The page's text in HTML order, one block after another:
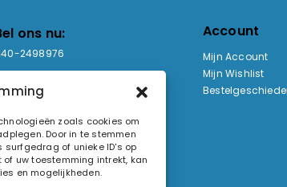
zoals cookies om
Door in te stemmen
of unieke ID's op
uw toestemming intrekt, kan
en mogelijkheden.
ons nu:
2498976
Openingstijden:
- Vr: 09:00-17:00
Enkel op afspraak
Account
Mijn Account
Mijn Wishlist